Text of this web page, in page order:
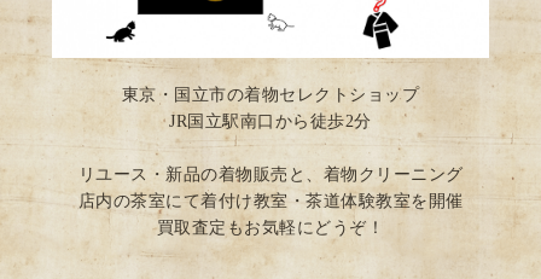
東京・国立市の着物セレクトショップ
JR国立駅南口から徒歩2分
リユース・新品の着物販売と、着物クリーニング
店内の茶室にて着付け教室・茶道体験教室を開催
買取査定もお気軽にどうぞ！